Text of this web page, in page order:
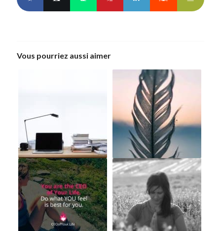
Vous pourriez aussi aimer